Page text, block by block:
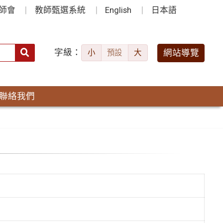
會 教師甄選系統 English 日本語
字級： 小 預設 大 網站導覽
絡我們